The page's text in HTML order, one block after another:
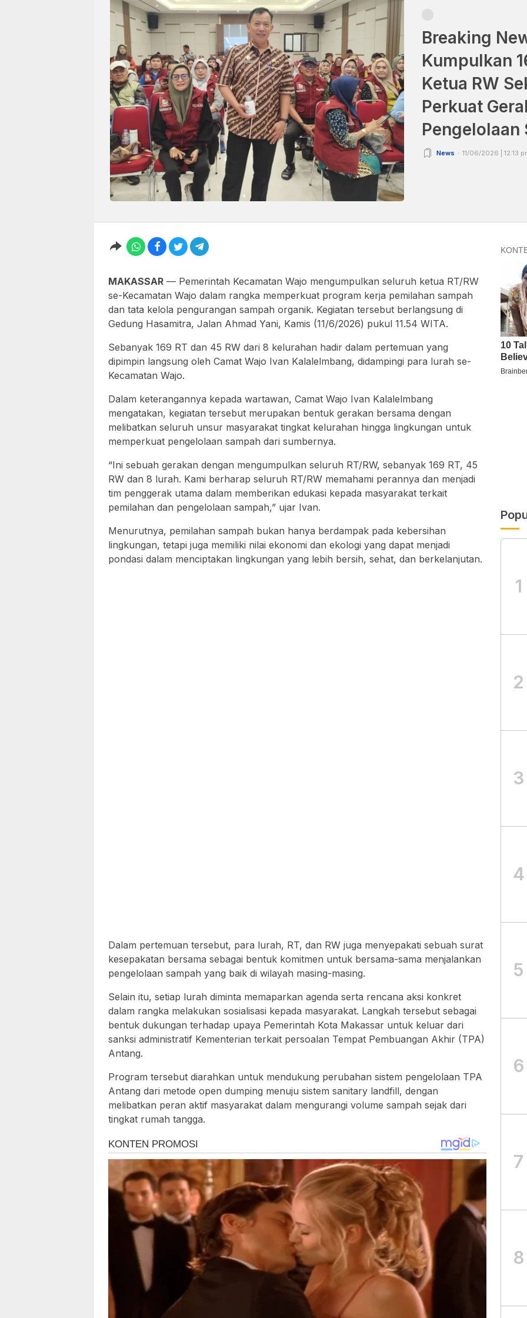
Breaking
Kumpulkan
Ketua RW
Perkuat
Pengelolaan
News 11/06/2026 | 12:13
MAKASSAR — Pemerintah Kecamatan Wajo mengumpulkan seluruh ketua RT/RW
se-Kecamatan Wajo dalam rangka memperkuat program kerja pemilahan sampah
dan tata kelola pengurangan sampah organik. Kegiatan tersebut berlangsung di
Gedung Hasamitra, Jalan Ahmad Yani, Kamis (11/6/2026) pukul 11.54 WITA.
Sebanyak 169 RT dan 45 RW dari 8 kelurahan hadir dalam pertemuan yang
dipimpin langsung oleh Camat Wajo Ivan Kalalelmbang, didampingi para lurah se-
Kecamatan Wajo.
Dalam keterangannya kepada wartawan, Camat Wajo Ivan Kalalelmbang
mengatakan, kegiatan tersebut merupakan bentuk gerakan bersama dengan
melibatkan seluruh unsur masyarakat tingkat kelurahan hingga lingkungan untuk
memperkuat pengelolaan sampah dari sumbernya.
“Ini sebuah gerakan dengan mengumpulkan seluruh RT/RW, sebanyak 169 RT, 45
RW dan 8 lurah. Kami berharap seluruh RT/RW memahami perannya dan menjadi
tim penggerak utama dalam memberikan edukasi kepada masyarakat terkait
pemilahan dan pengelolaan sampah,” ujar Ivan.
Menurutnya, pemilahan sampah bukan hanya berdampak pada kebersihan
lingkungan, tetapi juga memiliki nilai ekonomi dan ekologi yang dapat menjadi
pondasi dalam menciptakan lingkungan yang lebih bersih, sehat, dan berkelanjutan.
Dalam pertemuan tersebut, para lurah, RT, dan RW juga menyepakati sebuah surat
kesepakatan bersama sebagai bentuk komitmen untuk bersama-sama menjalankan
pengelolaan sampah yang baik di wilayah masing-masing.
Selain itu, setiap lurah diminta memaparkan agenda serta rencana aksi konkret
dalam rangka melakukan sosialisasi kepada masyarakat. Langkah tersebut sebagai
bentuk dukungan terhadap upaya Pemerintah Kota Makassar untuk keluar dari
sanksi administratif Kementerian terkait persoalan Tempat Pembuangan Akhir (TPA)
Antang.
Program tersebut diarahkan untuk mendukung perubahan sistem pengelolaan TPA
Antang dari metode open dumping menuju sistem sanitary landfill, dengan
melibatkan peran aktif masyarakat dalam mengurangi volume sampah sejak dari
tingkat rumah tangga.
1
2
3
4
5
6
7
8